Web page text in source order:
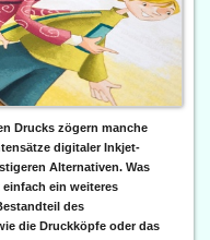
Drucks zögern manche
digitaler Inkjet-
Alternativen. Was
ein weiteres
des
die Druckköpfe oder das